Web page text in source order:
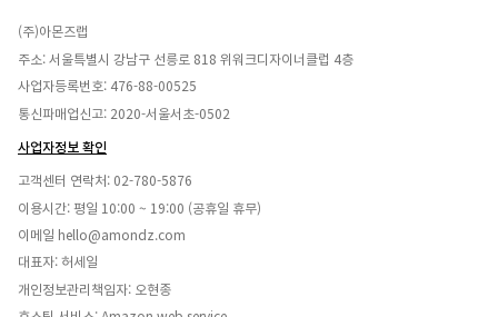
(주)아몬즈랩
주소: 서울특별시 강남구 선릉로 818 위워크디자이너클럽 4층
사업자등록번호: 476-88-00525
통신파매업신고: 2020-서울서초-0502
사업자정보 확인
고객센터 연락처: 02-780-5876
이용시간: 평일 10:00 ~ 19:00 (공휴일 휴무)
이메일 hello@amondz.com
대표자: 허세일
개인정보관리책임자: 오현종